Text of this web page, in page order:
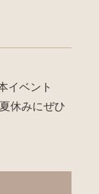
イベント
休みにぜひ